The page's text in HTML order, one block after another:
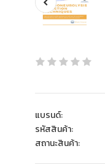
แบรนด์:
รหัสสินค้า:
สถานะสินค้า: